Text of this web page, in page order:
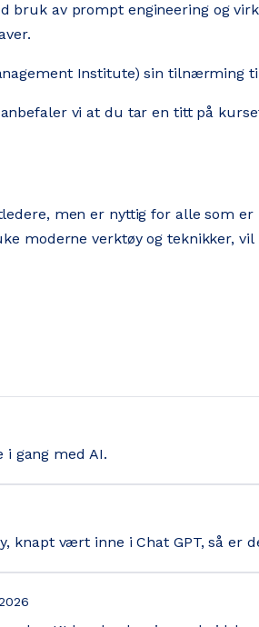
bruk av prompt engineering og
Institute) sin tilnærming
vi at du tar en titt på
men er nyttig for alle som
moderne verktøy og teknikker,
i gang med AI.
knapt vært inne i Chat GPT, så er